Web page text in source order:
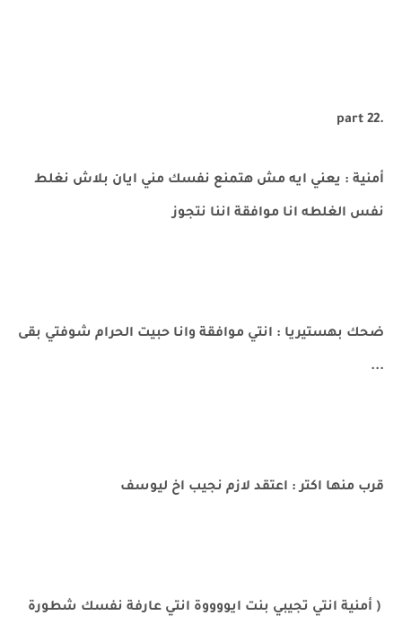
.part 22
أمنية : يعني ايه مش هتمنع نفسك مني ايان بلاش نغلط
نفس الغلطه انا موافقة اننا نتجوز
ضحك بهستيريا : انتي موافقة وانا حبيت الحرام شوفتي بقى
...
قرب منها اكتر : اعتقد لازم نجيب اخ ليوسف
( أمنية انتي تجيبي بنت ايووووة انتي عارفة نفسك شطورة